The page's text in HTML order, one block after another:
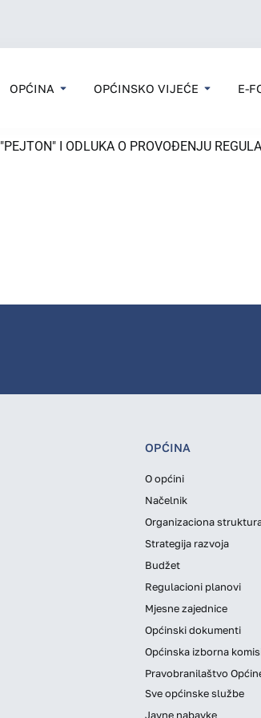
OPĆINA OPĆINSKO VIJEĆE E-
I ODLUKA O PROVOĐENJU
OPĆINA
O općini
Načelnik
Organizaciona
Strategija razvoja
Budžet
Regulacioni planovi
Mjesne zajednice
Općinski dokumenti
Općinska izborna
Pravobranilaštvo
Sve općinske službe
Javne nabavke